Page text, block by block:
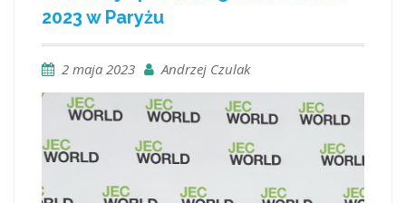
2023 w Paryżu
2 maja 2023 Andrzej Czulak